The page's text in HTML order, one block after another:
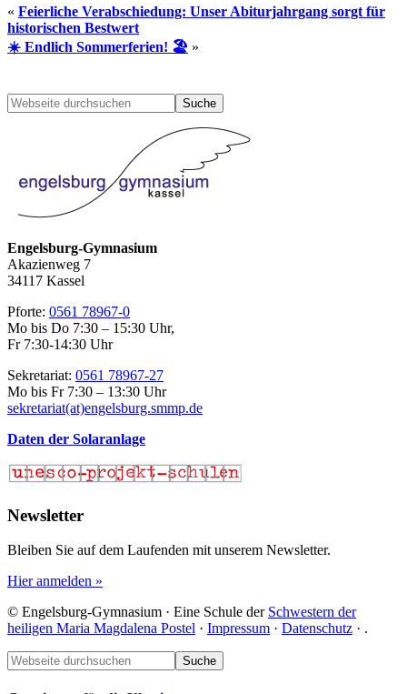
« Feierliche Verabschiedung: Unser Abiturjahrgang sorgt für
historischen Bestwert
☀️ Endlich Sommerferien! 🏖️ »
Seitenspalte
Webseite
durchsuchen
Engelsburg-Gymnasium
Akazienweg 7
34117 Kassel
Pforte: 0561 78967-0
Mo bis Do 7:30 – 15:30 Uhr,
Fr 7:30-14:30 Uhr
Sekretariat: 0561 78967-27
Mo bis Fr 7:30 – 13:30 Uhr
sekretariat(at)engelsburg.smmp.de
Daten der Solaranlage
Newsletter
Bleiben Sie auf dem Laufenden mit unserem Newsletter.
Hier anmelden »
© Engelsburg-Gymnasium · Eine Schule der Schwestern der
heiligen Maria Magdalena Postel · Impressum · Datenschutz · .
Footer
Webseite
durchsuchen